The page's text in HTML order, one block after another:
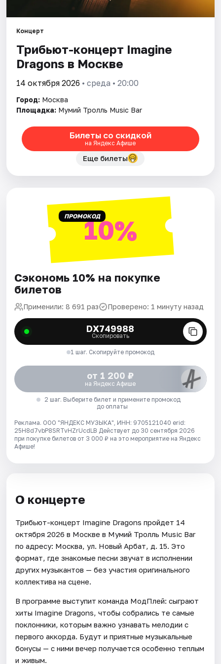
Площадки
Артисты
Концерт
Трибьют-концерт Imagine
Dragons в Москве
14 октября 2026 • среда • 20:00
Город: Москва
Площадка: Мумий Тролль Music Bar
Билеты со скидкой
на Яндекс Афише
Еще билеты
ПРОМОКОД10%
Сэкономь 10% на покупке
билетов
Применили: 8 691 раз Проверено: 1 минуту назад
DX749988
Скопировать
1 шаг. Скопируйте промокод
от 1 200 ₽
на Яндекс Афише
2 шаг. Выберите билет и примените промокод
до оплаты
Реклама. ООО "ЯНДЕКС МУЗЫКА", ИНН: 9705121040 erid:
25H8d7vbP8SRTvHZrUcdLB Действует до 30 сентября 2026
при покупке билетов от 3 000 ₽ на это мероприятие на Яндекс
Афише!
О концерте
Трибьют-концерт Imagine Dragons пройдет 14
октября 2026 в Москве в Мумий Тролль Music Bar
по адресу: Москва, ул. Новый Арбат, д. 15. Это
формат, где знакомые песни звучат в исполнении
других музыкантов — без участия оригинального
коллектива на сцене.
В программе выступит команда МодПлей: сыграют
хиты Imagine Dragons, чтобы собрались те самые
поклонники, которым важно узнавать мелодии с
первого аккорда. Будут и приятные музыкальные
бонусы — с ними вечер получается особенно теплым
и живым.